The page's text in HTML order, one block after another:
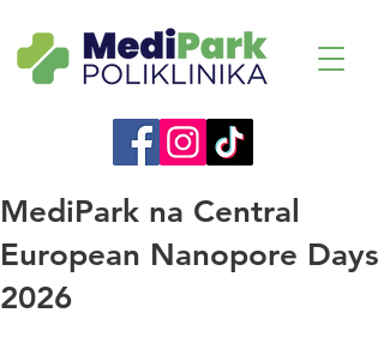
MediPark na Central
European Nanopore Days
2026